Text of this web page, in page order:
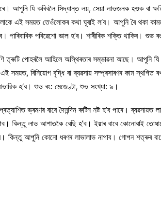
আপুনি যি কৰিবলৈ সিদ্ধান্ত লয়, সেয়া লাভজনক হওক বা
এই সময়ত তেওঁলোকৰ কথা ঘূৰাই ল’ব। আপুনি ৰৈ থকা
পৰিৱেশো ভাল হ’ব। শাৰীৰিক শক্তি থাকিব।
ত্ৰুটি পোহৰলৈ আহিলে অস্থিৰতাৰ সম্ভাৱনা আছে। আপুনি
সময়ত, বিনিয়োগ বৃদ্ধি বা ব্যৱসায় সম্প্ৰসাৰণৰ কাম স্থগিত
হ’ব। শুভ ৰং: মেজেণ্টা, শুভ সংখ্যা: ৯।
ভ্ৰমণৰ বাবে দৈনন্দিন ৰুটিন নষ্ট হ’ব পাৰে।
কিন্তু লাভ আশাতকৈ বেছি হ’ব। ইয়াৰ বাবে কোনোবাই
কিন্তু আপুনি কোনো ধৰণৰ লাভালাভ নাপাব। গোপন শত্ৰুৰ